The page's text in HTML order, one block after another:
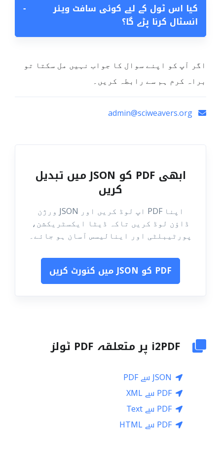
کیا اس ٹول کے لیے کوئی سافٹ ویئر
انسٹال کرنا پڑے گا؟
−
اگر آپ کو اپنے سوال کا جواب نہیں مل سکتا تو
براہ کرم ہم سے رابطہ کریں۔
ابھی PDF کو JSON میں تبدیل
کریں
اپنا PDF اپ لوڈ کریں اور JSON ورژن
ڈاؤن لوڈ کریں تاکہ ڈیٹا ایکسٹریکشن،
پورٹیبلٹی اور اینالیسس آسان ہو جائے۔
PDF کو JSON میں کنورٹ کریں
i2PDF پر متعلقہ PDF ٹولز
JSON سے PDF
PDF سے XML
PDF سے Text
PDF سے HTML